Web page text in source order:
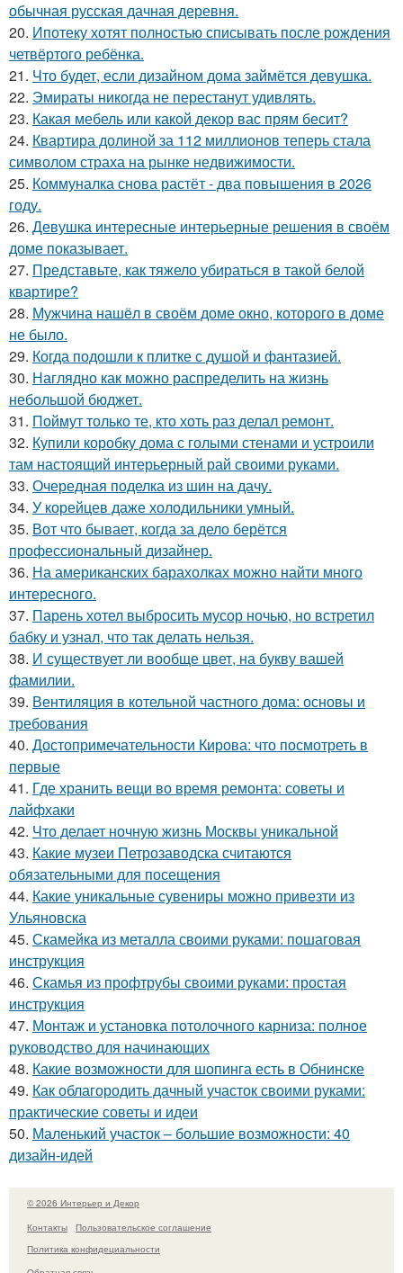
обычная русская дачная деревня.
20. Ипотеку хотят полностью списывать после рождения
четвёртого ребёнка.
21. Что будет, если дизайном дома займётся девушка.
22. Эмираты никогда не перестанут удивлять.
23. Какая мебель или какой декор вас прям бесит?
24. Квартира долиной за 112 миллионов теперь стала
символом страха на рынке недвижимости.
25. Коммуналка снова растёт - два повышения в 2026
году.
26. Девушка интересные интерьерные решения в своём
доме показывает.
27. Представьте, как тяжело убираться в такой белой
квартире?
28. Мужчина нашёл в своём доме окно, которого в доме
не было.
29. Когда подошли к плитке с душой и фантазией.
30. Наглядно как можно распределить на жизнь
небольшой бюджет.
31. Поймут только те, кто хоть раз делал ремонт.
32. Купили коробку дома с голыми стенами и устроили
там настоящий интерьерный рай своими руками.
33. Очередная поделка из шин на дачу.
34. У корейцев даже холодильники умный.
35. Вот что бывает, когда за дело берётся
профессиональный дизайнер.
36. На американских барахолках можно найти много
интересного.
37. Парень хотел выбросить мусор ночью, но встретил
бабку и узнал, что так делать нельзя.
38. И существует ли вообще цвет, на букву вашей
фамилии.
39. Вентиляция в котельной частного дома: основы и
требования
40. Достопримечательности Кирова: что посмотреть в
первые
41. Где хранить вещи во время ремонта: советы и
лайфхаки
42. Что делает ночную жизнь Москвы уникальной
43. Какие музеи Петрозаводска считаются
обязательными для посещения
44. Какие уникальные сувениры можно привезти из
Ульяновска
45. Скамейка из металла своими руками: пошаговая
инструкция
46. Скамья из профтрубы своими руками: простая
инструкция
47. Монтаж и установка потолочного карниза: полное
руководство для начинающих
48. Какие возможности для шопинга есть в Обнинске
49. Как облагородить дачный участок своими руками:
практические советы и идеи
50. Маленький участок – большие возможности: 40
дизайн-идей
© 2026 Интерьер и Декор
Контакты
Пользовательское соглашение
Политика конфидециальности